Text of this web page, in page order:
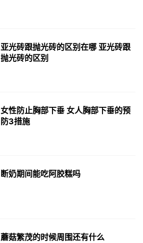
亚光砖跟抛光砖的区别在哪 亚光砖跟
抛光砖的区别
女性防止胸部下垂 女人胸部下垂的预
防3措施
断奶期间能吃阿胶糕吗
蘑菇繁茂的时候周围还有什么